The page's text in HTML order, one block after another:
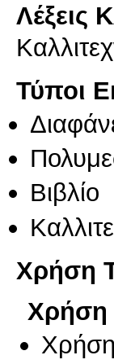
Λέξεις
Τύποι
Βιβλίο
Χρήση
Χρήση